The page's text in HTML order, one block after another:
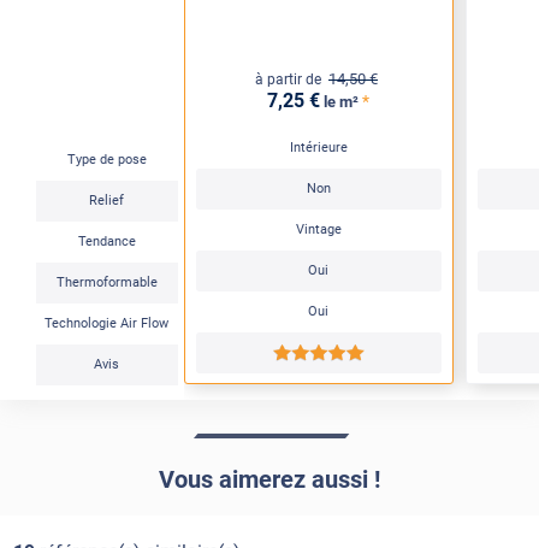
Type de pose
Relief
Tendance
Thermoformable
Technologie Air Flow
Avis
à partir de 14,50 €
7,25 € le m² *
Intérieure
Non
Vintage
Oui
Oui
*****
Vous aimerez aussi !